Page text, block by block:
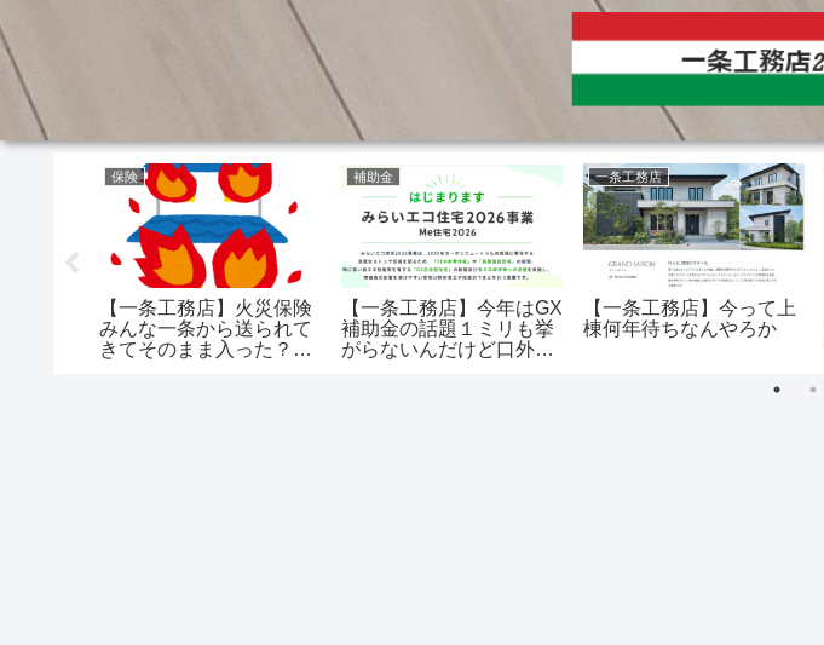
動換気
保険
【一条工務店】火災保険
みんな一条から送られて
きてそのまま入った？そ
補助金
【一条工務店】今年はGX
補助金の話題１ミリも挙
がらないんだけど口外禁
一条工務店
【一条工務店】今って上
棟何年待ちなんやろか